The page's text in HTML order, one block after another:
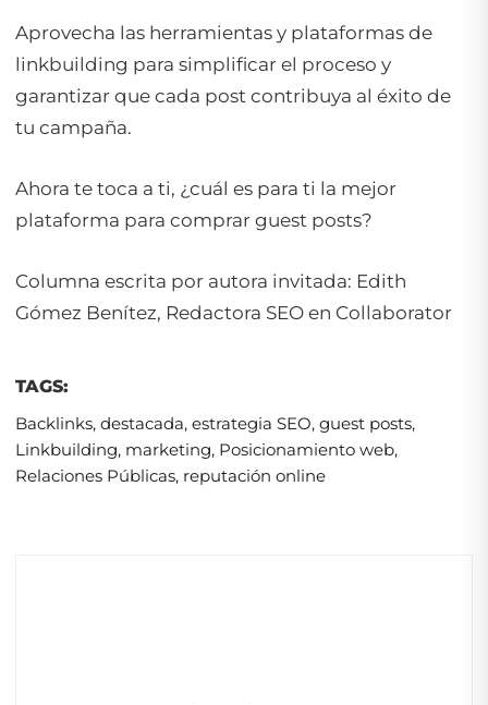
Aprovecha las herramientas y plataformas de
linkbuilding para simplificar el proceso y
garantizar que cada post contribuya al éxito de
tu campaña.
Ahora te toca a ti, ¿cuál es para ti la mejor
plataforma para comprar guest posts?
Columna escrita por autora invitada: Edith
Gómez Benítez, Redactora SEO en Collaborator
TAGS:
Backlinks, destacada, estrategia SEO, guest posts,
Linkbuilding, marketing, Posicionamiento web,
Relaciones Públicas, reputación online